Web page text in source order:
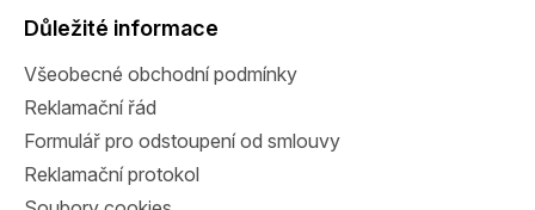
Důležité informace
Všeobecné obchodní podmínky
Reklamační řád
Formulář pro odstoupení od smlouvy
Reklamační protokol